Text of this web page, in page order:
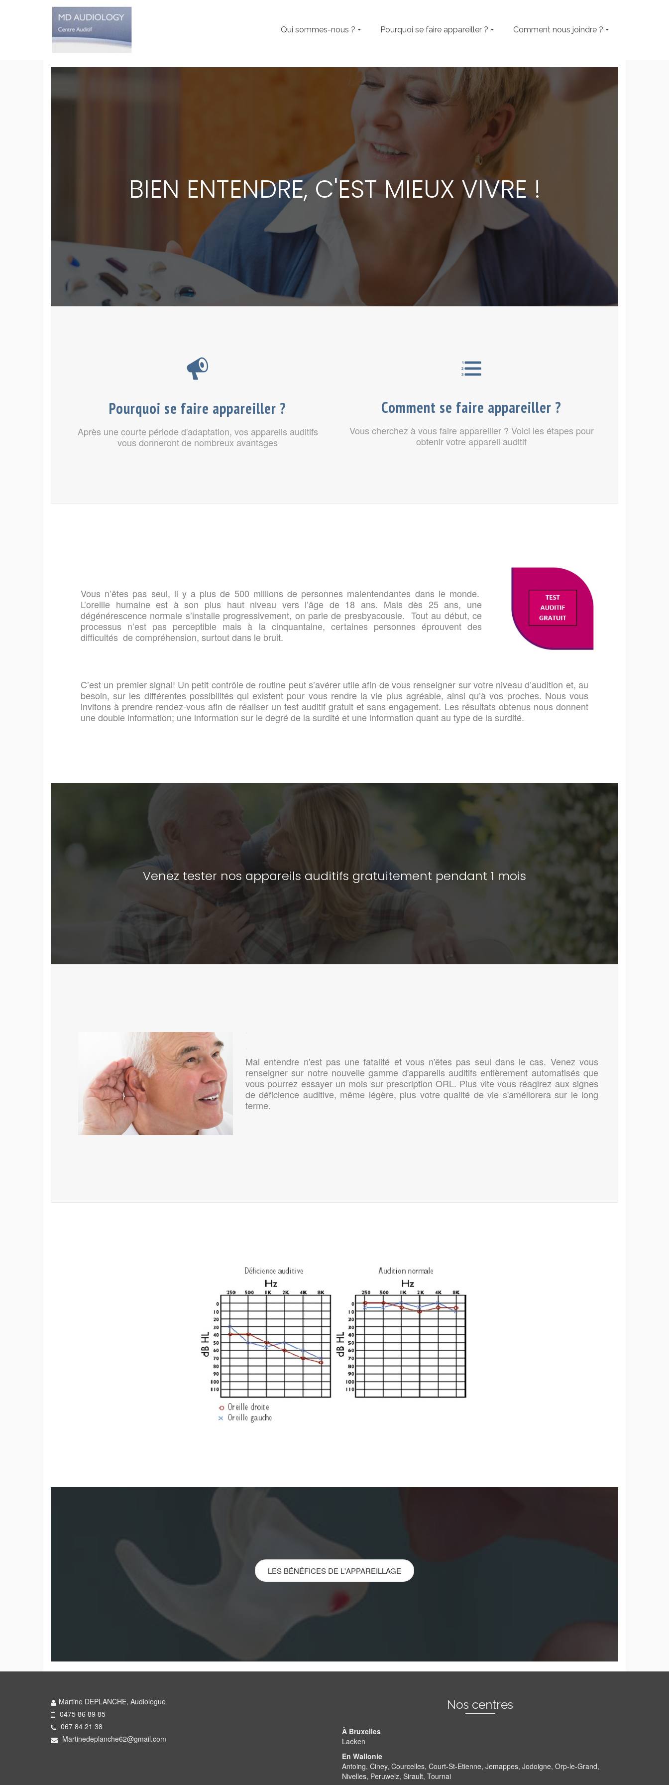
Qui sommes-nous ? Pourquoi se faire appareiller ? Comment nous joindre ?
BIEN ENTENDRE, C'EST MIEUX VIVRE !
Pourquoi se faire appareiller ?
Après une courte période d'adaptation, vos appareils auditifs
vous donneront de nombreux avantages
Comment se faire appareiller ?
Vous cherchez à vous faire appareiller ? Voici les étapes pour
obtenir votre appareil auditif
Vous n’êtes pas seul, il y a plus de 500 millions de personnes malentendantes dans le monde.
L’oreille humaine est à son plus haut niveau vers l’âge de 18 ans. Mais dès 25 ans, une
dégénérescence normale s’installe progressivement, on parle de presbyacousie. Tout au début, ce
processus n’est pas perceptible mais à la cinquantaine, certaines personnes éprouvent des
difficultés de compréhension, surtout dans le bruit.
C’est un premier signal! Un petit contrôle de routine peut s’avérer utile afin de vous renseigner sur votre niveau d’audition et, au
besoin, sur les différentes possibilités qui existent pour vous rendre la vie plus agréable, ainsi qu’à vos proches. Nous vous
invitons à prendre rendez-vous afin de réaliser un test auditif gratuit et sans engagement. Les résultats obtenus nous donnent
une double information; une information sur le degré de la surdité et une information quant au type de la surdité.
Venez tester nos appareils auditifs gratuitement pendant 1 mois
Mal entendre n'est pas une fatalité et vous n'êtes pas seul dans le cas. Venez vous
renseigner sur notre nouvelle gamme d'appareils auditifs entièrement automatisés que
vous pourrez essayer un mois sur prescription ORL. Plus vite vous réagirez aux signes
de déficience auditive, même légère, plus votre qualité de vie s'améliorera sur le long
terme.
LES BÉNÉFICES DE L'APPAREILLAGE
Martine DEPLANCHE, Audiologue
0475 86 89 85
067 84 21 38
Martinedeplanche62@gmail.com
Nos centres
À Bruxelles
Laeken
En Wallonie
Antoing, Ciney, Courcelles, Court-St-Etienne, Jemappes, Jodoigne, Orp-le-Grand,
Nivelles, Peruwelz, Sirault, Tournai